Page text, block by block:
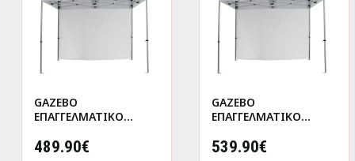
GAZEBO
ΕΠΑΓΓΕΛΜΑΤΙΚΟ
CRESSEN HM21098
489.90€
GAZEBO
ΕΠΑΓΓΕΛΜΑΤΙΚΟ
CRESSEN HM21098.01
539.90€